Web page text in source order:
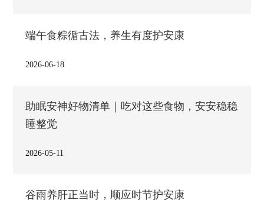
端午食粽循古法，养生有度护安康
2026-06-18
助眠安神好物清单｜吃对这些食物，安安稳稳
睡整觉
2026-05-11
谷雨养肝正当时，顺应时节护安康